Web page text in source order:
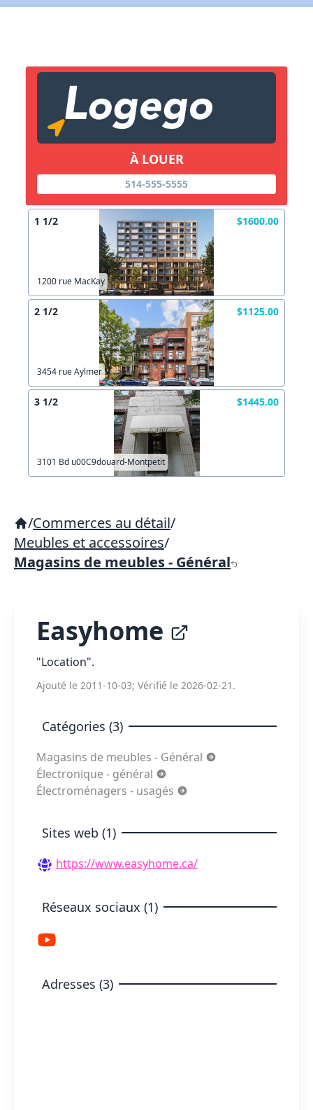
À LOUER
514-555-5555
1 1/2 $1600.00
1200 rue MacKay
2 1/2 $1125.00
3454 rue Aylmer
3 1/2 $1445.00
3101 Bd u00C9douard-Montpetit
/Commerces au détail/
Meubles et accessoires/
Magasins de meubles - Général
Easyhome
"Location".
Ajouté le 2011-10-03; Vérifié le 2026-02-21.
Catégories (3)
Magasins de meubles - Général
Électronique - général
Électroménagers - usagés
Sites web (1)
https://www.easyhome.ca/
Réseaux sociaux (1)
Adresses (3)
Lien vers inscription (sera inclus dans courriel)
Copier lien
X Fermer